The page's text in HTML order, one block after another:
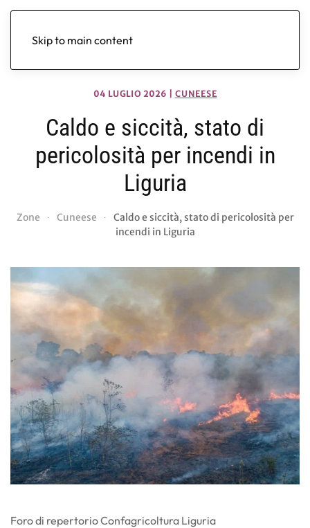
Skip to main content
04 LUGLIO 2026 CUNEESE
Caldo e siccità, stato di
pericolosità per incendi in
Liguria
Zone Cuneese
Caldo e siccità, stato di pericolosità per
incendi in Liguria
Foro di repertorio Confagricoltura Liguria